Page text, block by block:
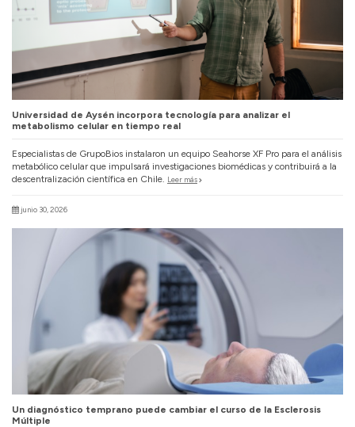
Universidad de Aysén incorpora tecnología para analizar el
metabolismo celular en tiempo real
Especialistas de GrupoBios instalaron un equipo Seahorse XF Pro para el análisis
metabólico celular que impulsará investigaciones biomédicas y contribuirá a la
descentralización científica en Chile. Leer más
junio 30, 2026
Un diagnóstico temprano puede cambiar el curso de la Esclerosis
Múltiple